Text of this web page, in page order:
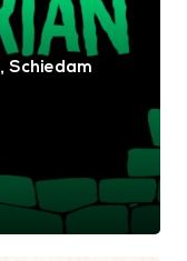
Schiedam